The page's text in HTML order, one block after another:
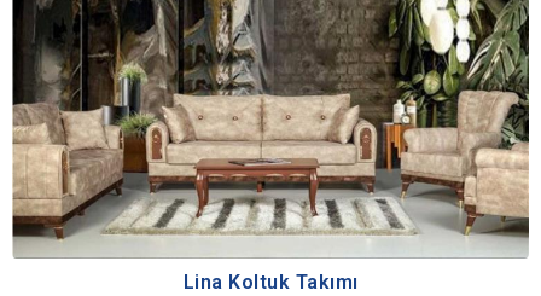
Lina Koltuk Takımı